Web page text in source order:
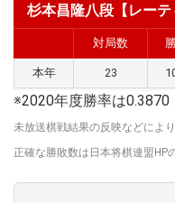
杉本昌隆八段【レーテ
対局数
本年 23
※2020年度勝率は0.3870
未放送棋戦結果の反映などによ
正確な勝敗数は日本将棋連盟HP